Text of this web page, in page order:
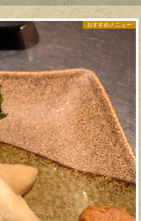
おすすめメニュー